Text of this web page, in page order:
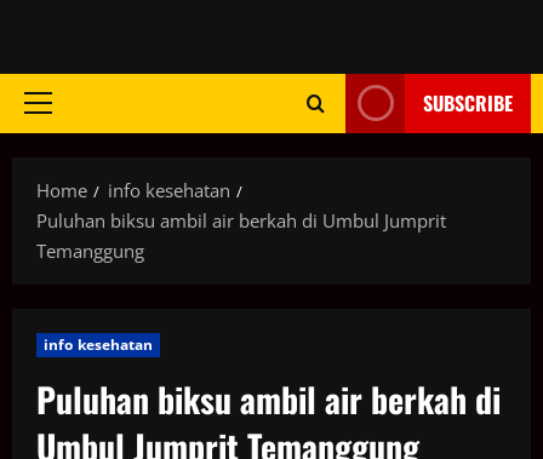
Primary
SUBSCRIBE
Home
info kesehatan
Puluhan biksu ambil air berkah di Umbul Jumprit
Temanggung
info kesehatan
Puluhan biksu ambil air berkah di
Umbul Jumprit Temanggung